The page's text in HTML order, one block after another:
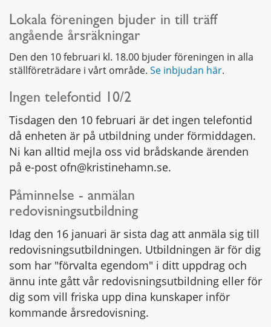
Lokala föreningen bjuder in till träff
angående årsräkningar
Den den 10 februari kl. 18.00 bjuder föreningen in alla
ställföreträdare i vårt område. Se inbjudan här.
Ingen telefontid 10/2
Tisdagen den 10 februari är det ingen telefontid
då enheten är på utbildning under förmiddagen.
Ni kan alltid mejla oss vid brådskande ärenden
på e-post ofn@kristinehamn.se.
Påminnelse - anmälan
redovisningsutbildning
Idag den 16 januari är sista dag att anmäla sig till
redovisningsutbildningen. Utbildningen är för dig
som har "förvalta egendom" i ditt uppdrag och
ännu inte gått vår redovisningsutbildning eller för
dig som vill friska upp dina kunskaper inför
kommande årsredovisning.